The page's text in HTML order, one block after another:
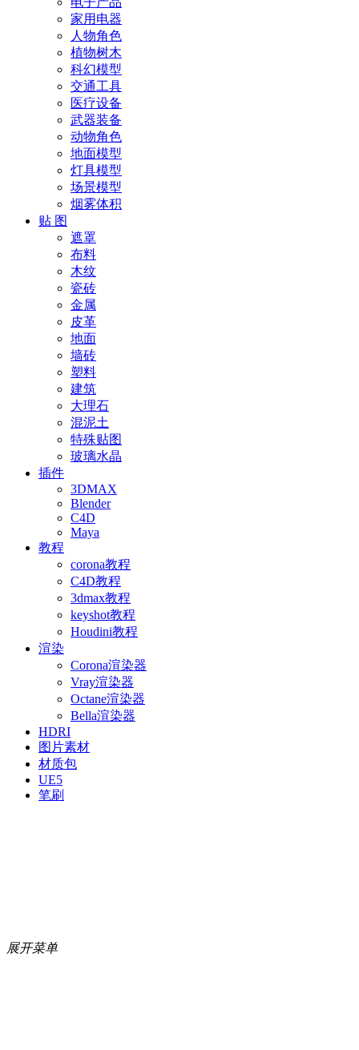
家用电器
人物角色
植物树木
科幻模型
交通工具
医疗设备
武器装备
动物角色
地面模型
灯具模型
场景模型
烟雾体积
贴 图
遮罩
布料
木纹
瓷砖
金属
皮革
地面
墙砖
塑料
建筑
大理石
混泥土
特殊贴图
玻璃水晶
插件
3DMAX
Blender
C4D
Maya
教程
corona教程
C4D教程
3dmax教程
keyshot教程
Houdini教程
渲染
Corona渲染器
Vray渲染器
Octane渲染器
Bella渲染器
HDRI
图片素材
材质包
UE5
笔刷
展开菜单